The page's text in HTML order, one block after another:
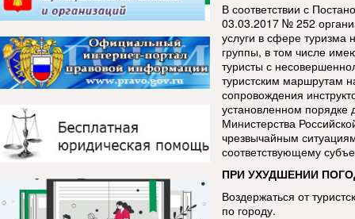
В соответствии с
03.03.2017 № 252
услуги в сфере туризма
группы, в том числе
туристы с
туристским маршрутам
сопровождения
установленном
Министерства
чрезвычайным
соответствующему
ПРИ УХУДШЕНИИ
Воздержаться от
по городу.